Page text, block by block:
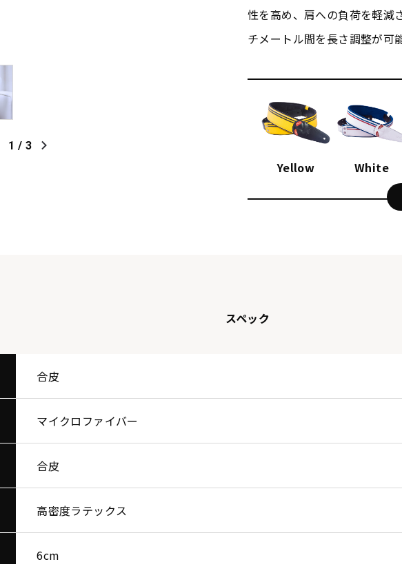
1 / 3
性を高め、肩への負荷を軽減
チメートル間を長さ調整が可
Yellow White
スペック
合皮
マイクロファイバー
合皮
高密度ラテックス
6cm